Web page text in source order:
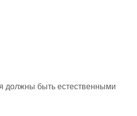
должны быть естественными